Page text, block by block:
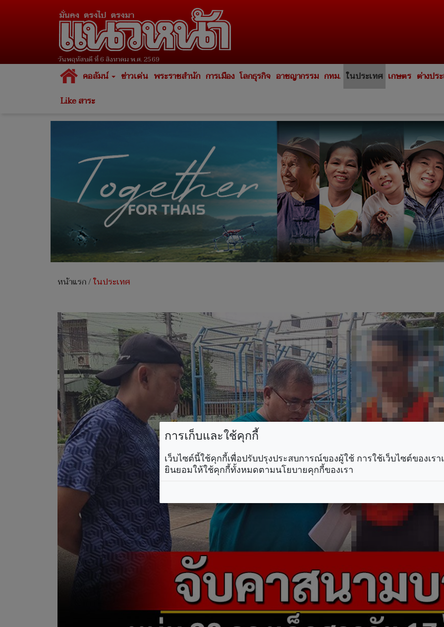
วันพฤหัสบดี ที่ 6 สิงหาคม พ.ศ. 2569
คอลัมน์ ข่าวเด่น พระราชสำนัก การเมือง โลกธุรกิจ อาชญากรรม กทม. ในประเทศ เกษตร ต่างปร
Like สาระ
หน้าแรก/ในประเทศ
การเก็บและใช้คุกกี้
เว็บไซต์นี้ใช้คุกกี้เพื่อปรับปรุงประสบการณ์ของผู้ใช้ การใช้เว็บไซต์ของเร
ยินยอมให้ใช้คุกกี้ทั้งหมดตามนโยบายคุกกี้ของเรา